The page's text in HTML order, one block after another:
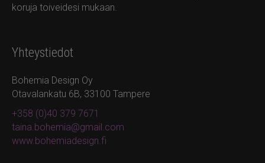
koruja toiveidesi mukaan.
Yhteystiedot
Bohemia Design Oy
Otavalankatu 6B, 33100 Tampere
+358 (0)40 379 7671
taina.bohemia@gmail.com
www.bohemiadesign.fi